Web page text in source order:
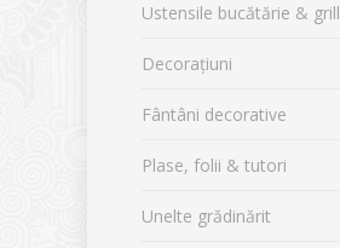
Ustensile bucătărie & grill
Decorațiuni
Fântâni decorative
Plase, folii & tutori
Unelte grădinărit